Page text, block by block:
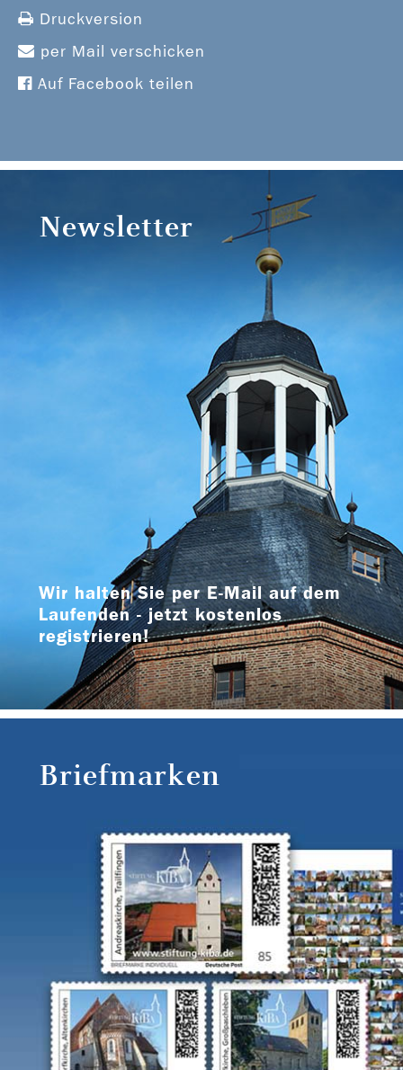
Druckversion
per Mail verschicken
Auf Facebook teilen
Newsletter
Wir halten Sie per E-Mail auf dem
Laufenden - jetzt kostenlos
registrieren!
Briefmarken